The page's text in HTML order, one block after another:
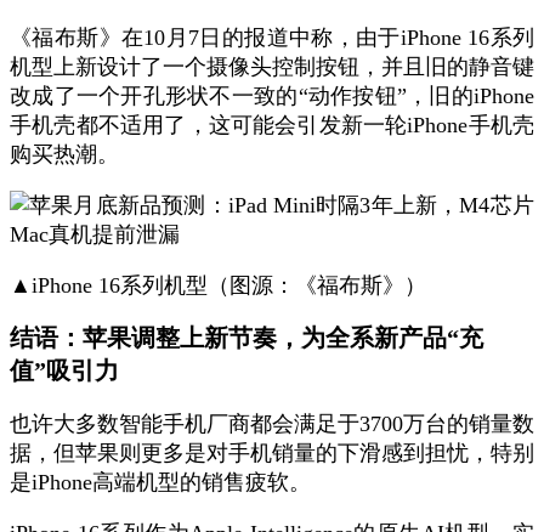
《福布斯》在10月7日的报道中称，由于iPhone 16系列
机型上新设计了一个摄像头控制按钮，并且旧的静音键
改成了一个开孔形状不一致的“动作按钮”，旧的iPhone
手机壳都不适用了，这可能会引发新一轮iPhone手机壳
购买热潮。
▲iPhone 16系列机型（图源：《福布斯》）
结语： 苹果调整上新节奏，为全系新产品“充
值”吸引力
也许大多数智能手机厂商都会满足于3700万台的销量数
据，但苹果则更多是对手机销量的下滑感到担忧，特别
是iPhone高端机型的销售疲软。